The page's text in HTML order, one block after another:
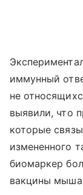
иммунный
не
выявили, что
которые
измененного
биомаркер
вакцины